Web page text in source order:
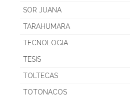
SOR JUANA
TARAHUMARA
TECNOLOGIA
TESIS
TOLTECAS
TOTONACOS